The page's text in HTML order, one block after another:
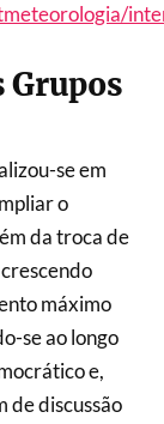
Grupos
se em
o
da troca de
máximo
se ao longo
e,
de discussão